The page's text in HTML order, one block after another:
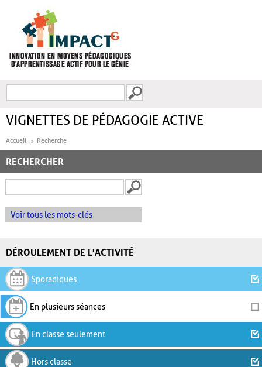
FORMULAIRE DE
VIGNETTES DE PÉDAGOGIE ACTIVE
Accueil Recherche
RECHERCHER
Voir tous les mots-clés
DÉROULEMENT DE L'ACTIVITÉ
Sporadiques
En plusieurs séances
En classe seulement
Hors classe